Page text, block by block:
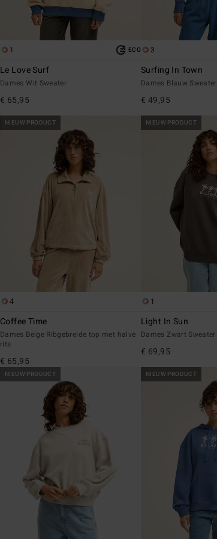
1 ECO
Le Love Surf
Dames Wit Sweater
€ 65,95
3
Surfing In Town
Dames Blauw Sweater
€ 49,95
NIEUW PRODUCT
4
Coffee Time
Dames Beige Ribgebreide top met halve
rits
€ 65,95
NIEUW PRODUCT
1
Light In Sun
Dames Zwart Sweater
€ 69,95
NIEUW PRODUCT NIEUW PRODUCT